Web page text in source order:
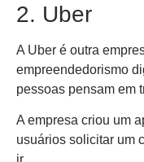
2. Uber
A Uber é outra
empreendedorismo
pessoas pensam em
A empresa criou um
usuários solicitar um